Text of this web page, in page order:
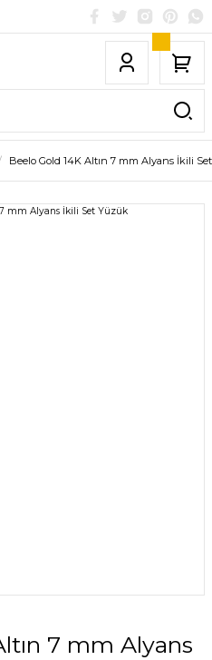
Beelo Gold 14K Altın 7 mm Alyans İkili
7 mm Alyans